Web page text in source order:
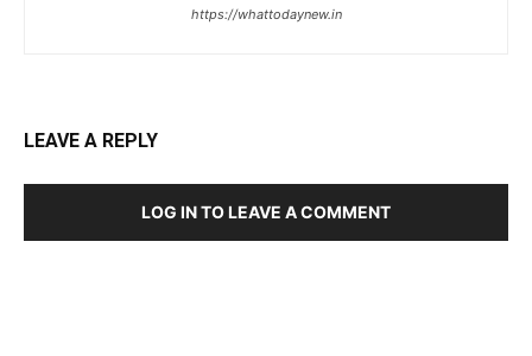
https://whattodaynew.in
LEAVE A REPLY
LOG IN TO LEAVE A COMMENT